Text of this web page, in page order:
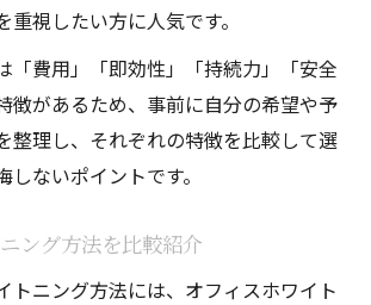
視したい方に人気です。
「費用」「即効性」「持続力」「安全
徴があるため、事前に自分の希望や予
整理し、それぞれの特徴を比較して選
ないポイントです。
ング方法を比較紹介
トニング方法には、オフィスホワイト